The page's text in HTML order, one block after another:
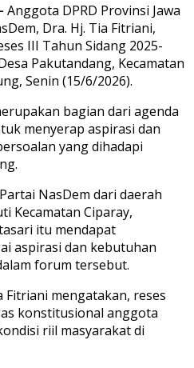
Anggota DPRD Provinsi Jawa
Dra. Hj. Tia Fitriani,
III Tahun Sidang 2025-
Pakutandang, Kecamatan
Senin (15/6/2026).
bagian dari agenda
menyerap aspirasi dan
yang dihadapi
NasDem dari daerah
Kecamatan Ciparay,
itu mendapat
aspirasi dan kebutuhan
forum tersebut.
Fitriani mengatakan, reses
konstitusional anggota
riil masyarakat di